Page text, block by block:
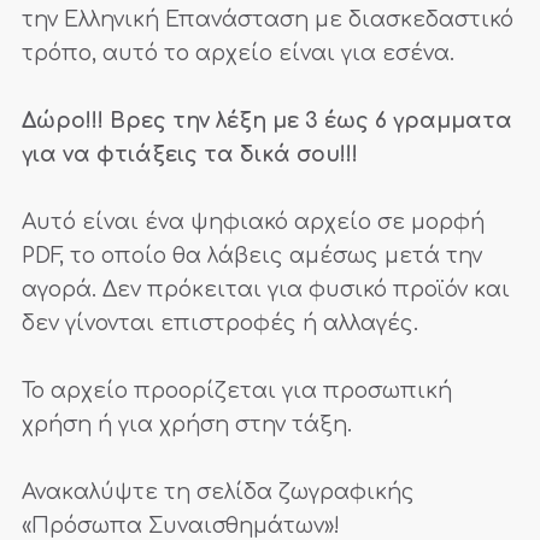
την Ελληνική Επανάσταση με διασκεδαστικό
τρόπο, αυτό το αρχείο είναι για εσένα.
Δώρο!!! Βρες την λέξη με 3 έως 6 γραμματα
για να φτιάξεις τα δικά σου!!!
Αυτό είναι ένα ψηφιακό αρχείο σε μορφή
PDF, το οποίο θα λάβεις αμέσως μετά την
αγορά. Δεν πρόκειται για φυσικό προϊόν και
δεν γίνονται επιστροφές ή αλλαγές.
Το αρχείο προορίζεται για προσωπική
χρήση ή για χρήση στην τάξη.
Ανακαλύψτε τη σελίδα ζωγραφικής
«Πρόσωπα Συναισθημάτων»!